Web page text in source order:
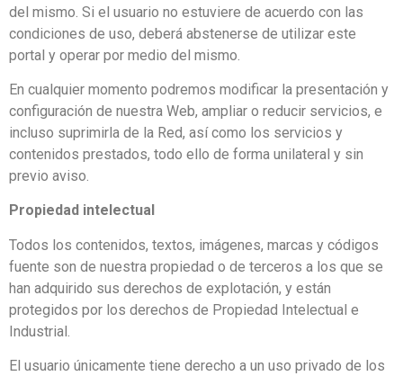
del mismo. Si el usuario no estuviere de acuerdo con las
condiciones de uso, deberá abstenerse de utilizar este
portal y operar por medio del mismo.
En cualquier momento podremos modificar la presentación y
configuración de nuestra Web, ampliar o reducir servicios, e
incluso suprimirla de la Red, así como los servicios y
contenidos prestados, todo ello de forma unilateral y sin
previo aviso.
Propiedad intelectual
Todos los contenidos, textos, imágenes, marcas y códigos
fuente son de nuestra propiedad o de terceros a los que se
han adquirido sus derechos de explotación, y están
protegidos por los derechos de Propiedad Intelectual e
Industrial.
El usuario únicamente tiene derecho a un uso privado de los